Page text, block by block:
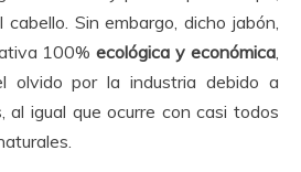
Sin embargo, dicho jabón,
100%ecológica y económica
olvido por la industria debido a
al igual que ocurre con casi todos